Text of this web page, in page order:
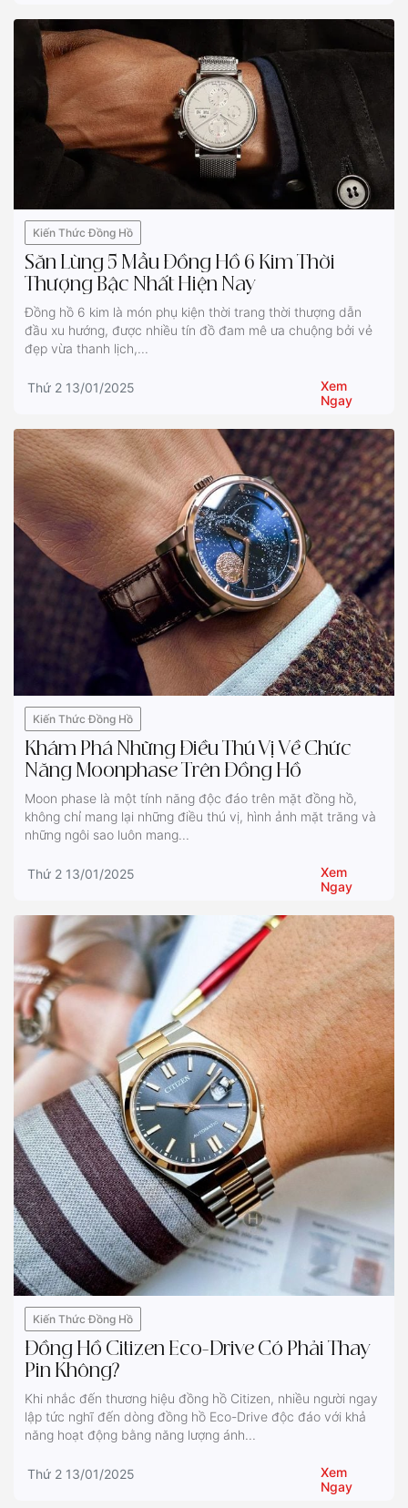
Kiến Thức Đồng Hồ
Săn Lùng 5 Mẫu Đồng Hồ 6 Kim Thời
Thượng Bậc Nhất Hiện Nay
Đồng hồ 6 kim là món phụ kiện thời trang thời thượng dẫn
đầu xu hướng, được nhiều tín đồ đam mê ưa chuộng bởi vẻ
đẹp vừa thanh lịch,...
Thứ 2 13/01/2025
Xem
Ngay
Kiến Thức Đồng Hồ
Khám Phá Những Điều Thú Vị Về Chức
Năng Moonphase Trên Đồng Hồ
Moon phase là một tính năng độc đáo trên mặt đồng hồ,
không chỉ mang lại những điều thú vị, hình ảnh mặt trăng và
những ngôi sao luôn mang...
Thứ 2 13/01/2025
Xem
Ngay
Kiến Thức Đồng Hồ
Đồng Hồ Citizen Eco-Drive Có Phải Thay
Pin Không?
Khi nhắc đến thương hiệu đồng hồ Citizen, nhiều người ngay
lập tức nghĩ đến dòng đồng hồ Eco-Drive độc đáo với khả
năng hoạt động bằng năng lượng ánh...
Thứ 2 13/01/2025
Xem
Ngay